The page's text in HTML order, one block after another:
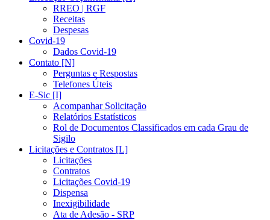
RREO | RGF
Receitas
Despesas
Covid-19
Dados Covid-19
Contato [N]
Perguntas e Respostas
Telefones Úteis
E-Sic [I]
Acompanhar Solicitação
Relatórios Estatísticos
Rol de Documentos Classificados em cada Grau de
Sigilo
Licitações e Contratos [L]
Licitações
Contratos
Licitações Covid-19
Dispensa
Inexigibilidade
Ata de Adesão - SRP